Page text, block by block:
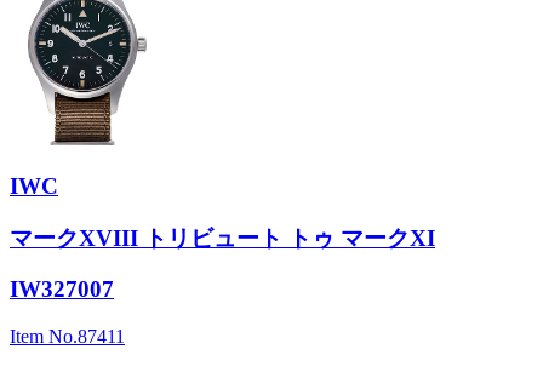
IWC
マークXVIII トリビュート トゥ マークXI
IW327007
Item No.87411